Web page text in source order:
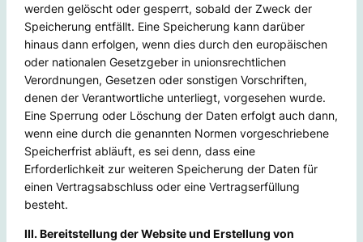
werden gelöscht oder gesperrt, sobald der Zweck der
Speicherung entfällt. Eine Speicherung kann darüber
hinaus dann erfolgen, wenn dies durch den europäischen
oder nationalen Gesetzgeber in unionsrechtlichen
Verordnungen, Gesetzen oder sonstigen Vorschriften,
denen der Verantwortliche unterliegt, vorgesehen wurde.
Eine Sperrung oder Löschung der Daten erfolgt auch dann,
wenn eine durch die genannten Normen vorgeschriebene
Speicherfrist abläuft, es sei denn, dass eine
Erforderlichkeit zur weiteren Speicherung der Daten für
einen Vertragsabschluss oder eine Vertragserfüllung
besteht.
III. Bereitstellung der Website und Erstellung von